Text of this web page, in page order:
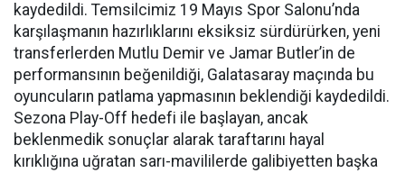
kaydedildi. Temsilcimiz 19 Mayıs Spor Salonu’nda
karşılaşmanın hazırlıklarını eksiksiz sürdürürken, yeni
transferlerden Mutlu Demir ve Jamar Butler’in de
performansının beğenildiği, Galatasaray maçında bu
oyuncuların patlama yapmasının beklendiği kaydedildi.
Sezona Play-Off hedefi ile başlayan, ancak
beklenmedik sonuçlar alarak taraftarını hayal
kırıklığına uğratan sarı-mavililerde galibiyetten başka